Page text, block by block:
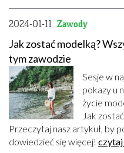
2024-01-11 Zawody
Jak zostać modelką?
tym zawodzie
Sesje w
pokazy u
życie
Jak
Przeczytaj nasz artykuł, by
dowiedzieć się więcej!